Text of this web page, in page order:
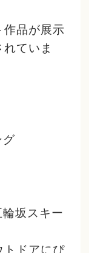
作品が展示
ていま
坂スキー
トドアにぴ